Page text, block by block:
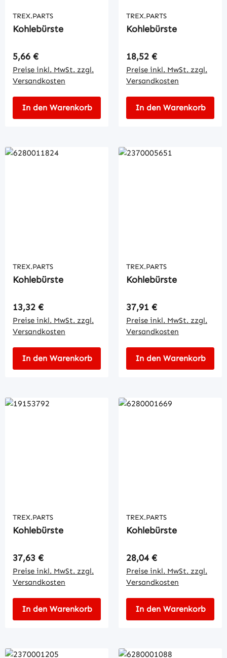
TREX.PARTS
Kohlebürste
Regulärer Preis:
5,66 €
Preise inkl. MwSt. zzgl.
Versandkosten
In den Warenkorb
TREX.PARTS
Kohlebürste
Regulärer Preis:
18,52 €
Preise inkl. MwSt. zzgl.
Versandkosten
In den Warenkorb
TREX.PARTS
Kohlebürste
Regulärer Preis:
13,32 €
Preise inkl. MwSt. zzgl.
Versandkosten
In den Warenkorb
TREX.PARTS
Kohlebürste
Regulärer Preis:
37,91 €
Preise inkl. MwSt. zzgl.
Versandkosten
In den Warenkorb
TREX.PARTS
Kohlebürste
Regulärer Preis:
37,63 €
Preise inkl. MwSt. zzgl.
Versandkosten
In den Warenkorb
TREX.PARTS
Kohlebürste
Regulärer Preis:
28,04 €
Preise inkl. MwSt. zzgl.
Versandkosten
In den Warenkorb